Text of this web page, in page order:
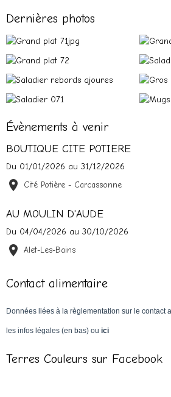
Dernières photos
Évènements à venir
BOUTIQUE CITE POTIERE
Du 01/01/2026 au 31/12/2026
Cité Potière - Carcassonne
AU MOULIN D'AUDE
Du 04/04/2026 au 30/10/2026
Alet-Les-Bains
Contact alimentaire
Données liées à la règlementation sur le contact
les infos légales (en bas) ou ici
Terres Couleurs sur Facebook